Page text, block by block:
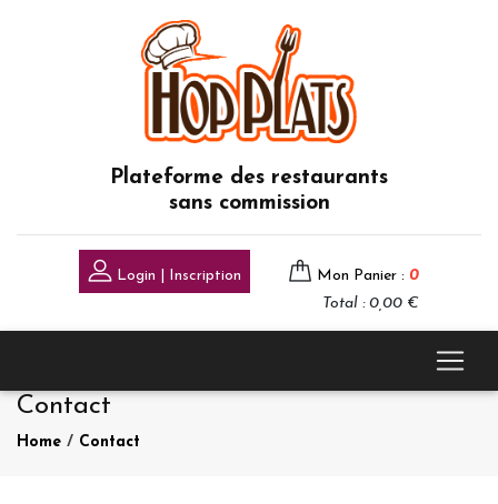
Plateforme des restaurants
sans commission
Login | Inscription Mon Panier : 0
Total : 0,00 €
Contact
Home / Contact